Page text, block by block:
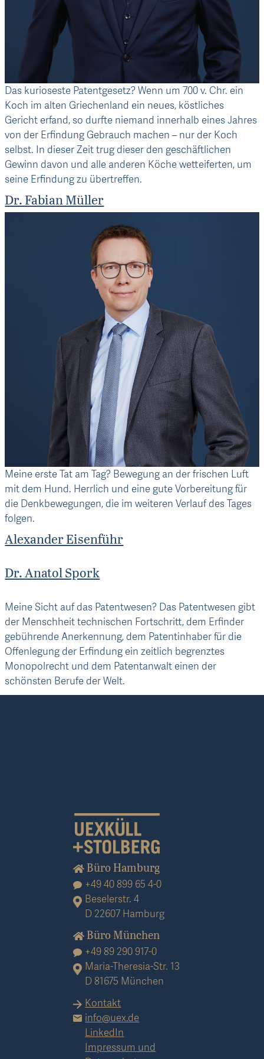
Das kurioseste Patentgesetz?Wenn um 700 v. Chr. ein
Koch im alten Griechenland ein neues, köstliches
Gericht erfand, so durfte niemand innerhalb eines Jahres
von der Erfindung Gebrauch machen – nur der Koch
selbst. In dieser Zeit trug dieser den geschäftlichen
Gewinn davon und alle anderen Köche wetteiferten, um
seine Erfindung zu übertreffen.
Dr. Fabian Müller
Meine erste Tat am Tag? Bewegung an der frischen Luft
mit dem Hund. Herrlich und eine gute Vorbereitung für
die Denkbewegungen, die im weiteren Verlauf des Tages
folgen.
Alexander Eisenführ
Dr. Anatol Spork
Meine Sicht auf das Patentwesen? Das Patentwesen gibt
der Menschheit technischen Fortschritt, dem Erfinder
gebührende Anerkennung, dem Patentinhaber für die
Offenlegung der Erfindung ein zeitlich begrenztes
Monopolrecht und dem Patentanwalt einen der
schönsten Berufe der Welt.
Büro Hamburg
+49 40 899 65 4-0
Beselerstr. 4
D 22607 Hamburg
Büro München
+49 89 290 917-0
Maria-Theresia-Str. 13
D 81675 München
Kontakt
info@uex.de
LinkedIn
Impressum und